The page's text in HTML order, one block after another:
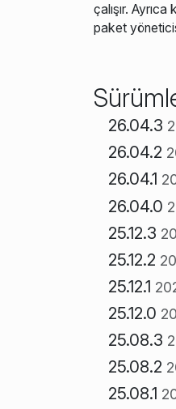
çalışır. Ayrıca
paket
26.04.3
26.04.2
26.04.1
26.04.0
25.12.3
25.12.2
25.12.1
25.12.0
25.08.3
25.08.2
25.08.1